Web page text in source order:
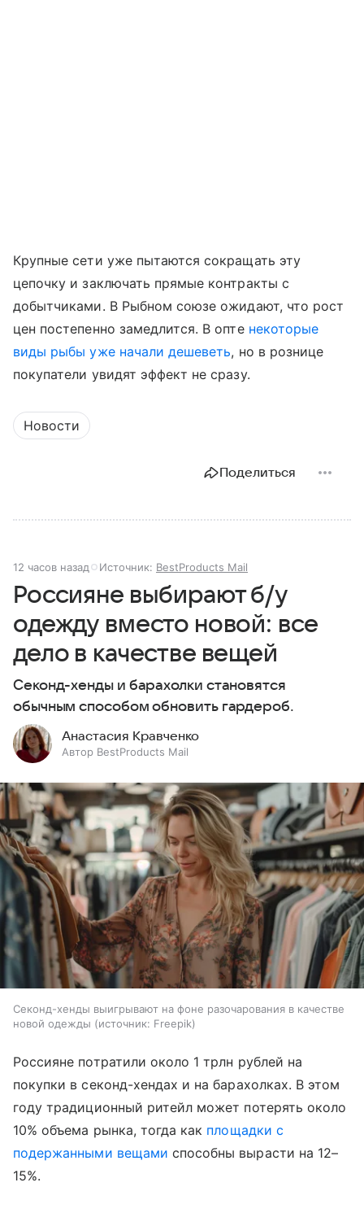
Крупные сети уже пытаются сокращать эту
цепочку и заключать прямые контракты с
добытчиками. В Рыбном союзе ожидают, что рост
цен постепенно замедлится. В опте некоторые
виды рыбы уже начали дешеветь, но в рознице
покупатели увидят эффект не сразу.
Новости
Поделиться
12 часов назад Источник: BestProducts Mail
Россияне выбирают б/у
одежду вместо новой: все
дело в качестве вещей
Секонд-хенды и барахолки становятся
обычным способом обновить гардероб.
Анастасия Кравченко
Автор BestProducts Mail
Секонд-хенды выигрывают на фоне разочарования в качестве
новой одежды
источник: Freepik
Россияне потратили около 1 трлн рублей на
покупки в секонд-хендах и на барахолках. В этом
году традиционный ритейл может потерять около
10% объема рынка, тогда как площадки с
подержанными вещами способны вырасти на 12–
15%.